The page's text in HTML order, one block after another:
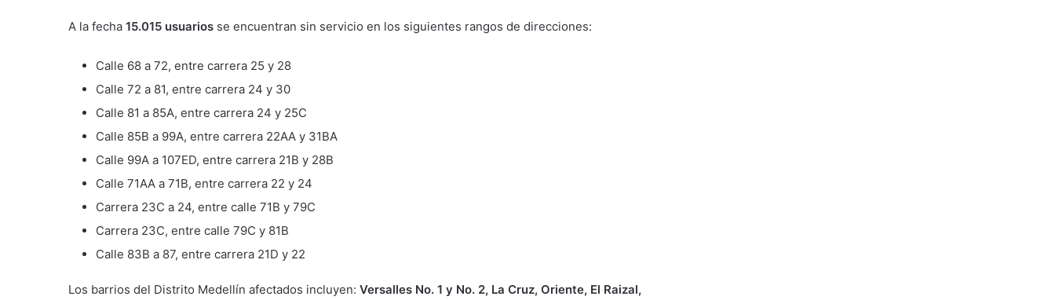
A la fecha 15.015 usuarios se encuentran sin servicio en los siguientes rangos de direcciones:
Calle 68 a 72, entre carrera 25 y 28
Calle 72 a 81, entre carrera 24 y 30
Calle 81 a 85A, entre carrera 24 y 25C
Calle 85B a 99A, entre carrera 22AA y 31BA
Calle 99A a 107ED, entre carrera 21B y 28B
Calle 71AA a 71B, entre carrera 22 y 24
Carrera 23C a 24, entre calle 71B y 79C
Carrera 23C, entre calle 79C y 81B
Calle 83B a 87, entre carrera 21D y 22
Los barrios del Distrito Medellín afectados incluyen: Versalles No. 1 y No. 2, La Cruz, Oriente, El Raizal,